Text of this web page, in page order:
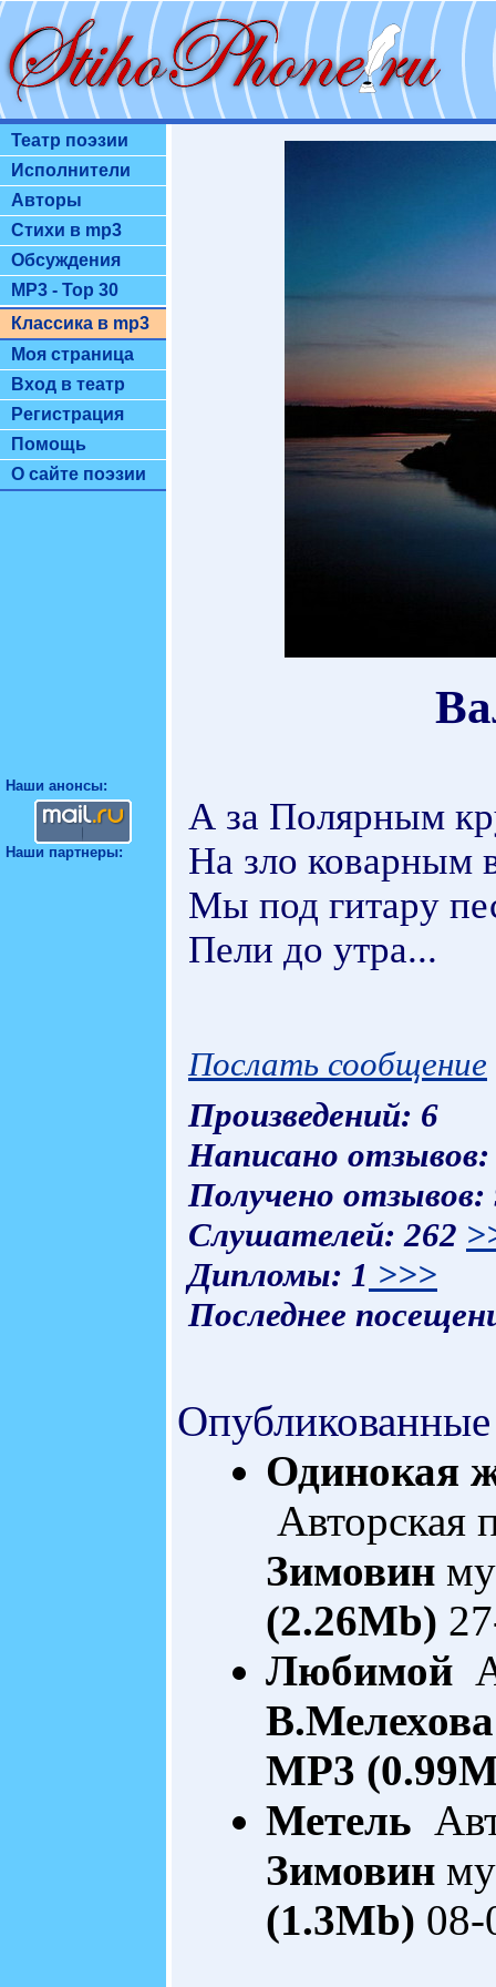
Театр поэзии
Исполнители
Авторы
Стихи в mp3
Обсуждения
MP3 - Top 30
Классика в mp3
Моя страница
Вход в театр
Регистрация
Помощь
О сайте поэзии
Наши анонсы:
Наши партнеры:
А за Полярным
На зло коварным
Мы под гитару
Пели до утра...
Послать сообщение
Произведений: 6
Написано
Получено
Слушателей: 262
Дипломы: 1 >>>
Последнее
Одинокая
Авторская
Зимовин
(2.26Mb)
Любимой
В.Мелехова
MP3
Метель
Зимовин
(1.3Mb) 08-